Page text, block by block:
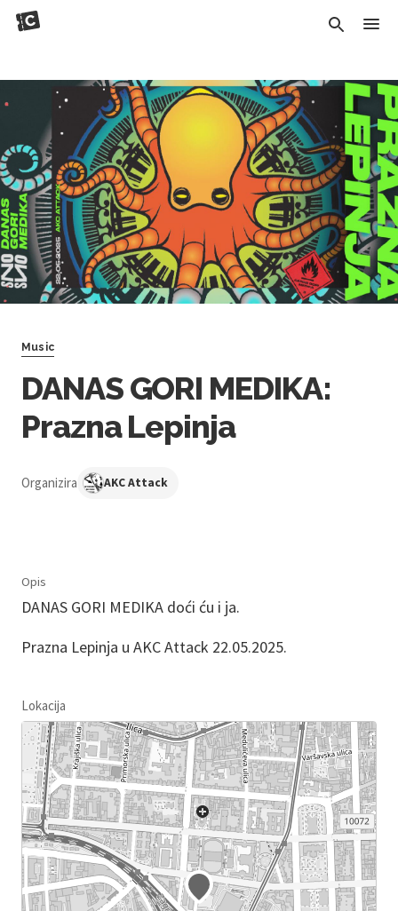
Music
DANAS GORI MEDIKA:
Prazna Lepinja
Organizira AKC Attack
Opis
DANAS GORI MEDIKA doći ću i ja.
Prazna Lepinja u AKC Attack 22.05.2025.
Lokacija